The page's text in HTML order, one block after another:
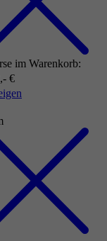
im Warenkorb:
€